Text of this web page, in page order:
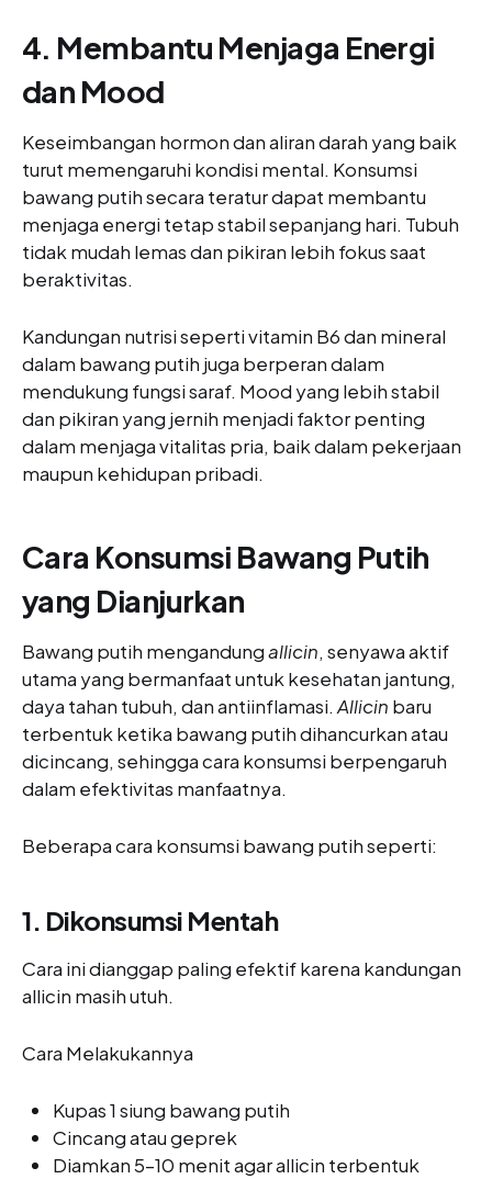
4. Membantu Menjaga Energi
dan Mood
Keseimbangan hormon dan aliran darah yang baik
turut memengaruhi kondisi mental. Konsumsi
bawang putih secara teratur dapat membantu
menjaga energi tetap stabil sepanjang hari. Tubuh
tidak mudah lemas dan pikiran lebih fokus saat
beraktivitas.
Kandungan nutrisi seperti vitamin B6 dan mineral
dalam bawang putih juga berperan dalam
mendukung fungsi saraf. Mood yang lebih stabil
dan pikiran yang jernih menjadi faktor penting
dalam menjaga vitalitas pria, baik dalam pekerjaan
maupun kehidupan pribadi.
Cara Konsumsi Bawang Putih
yang Dianjurkan
Bawang putih mengandungallicin, senyawa aktif
utama yang bermanfaat untuk kesehatan jantung,
daya tahan tubuh, dan antiinflamasi. Allicin baru
terbentuk ketika bawang putih dihancurkan atau
dicincang, sehingga cara konsumsi berpengaruh
dalam efektivitas manfaatnya.
Beberapa cara konsumsi bawang putih seperti:
1. Dikonsumsi Mentah
Cara ini dianggap paling efektif karena kandungan
allicin masih utuh.
Cara Melakukannya
Kupas 1 siung bawang putih
Cincang atau geprek
Diamkan 5–10 menit agar allicin terbentuk